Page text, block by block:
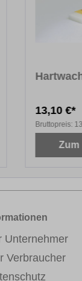
13,10 €*
Bruttopreis:
Zum
Unternehmer
Verbraucher